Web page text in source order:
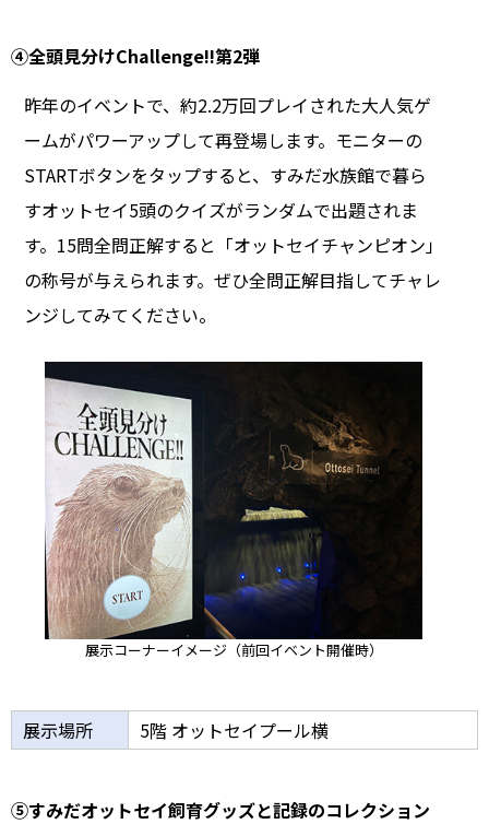
④全頭見分けChallenge!!第2弾
昨年のイベントで、約2.2万回プレイされた大人気ゲ
ームがパワーアップして再登場します。モニターの
STARTボタンをタップすると、すみだ水族館で暮ら
すオットセイ5頭のクイズがランダムで出題されま
す。15問全問正解すると「オットセイチャンピオン」
の称号が与えられます。ぜひ全問正解目指してチャレ
ンジしてみてください。
展示コーナーイメージ（前回イベント開催時）
展示場所 5階 オットセイプール横
⑤すみだオットセイ飼育グッズと記録のコレクション